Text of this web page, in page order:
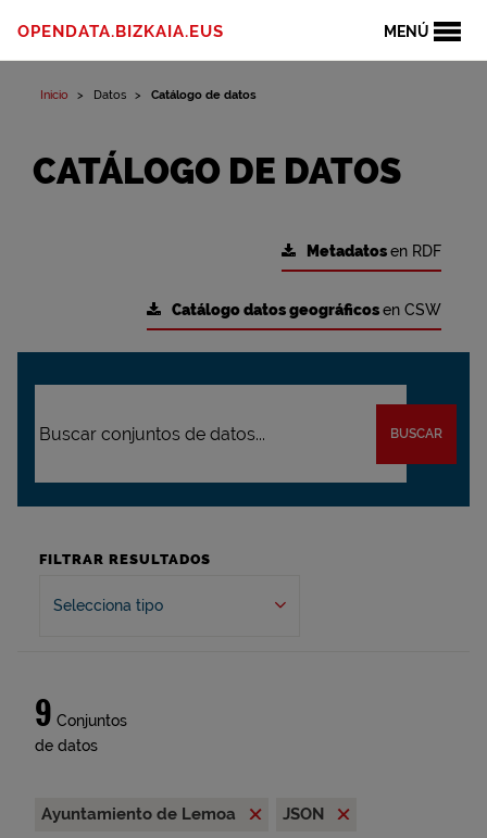
MENÚ
OPENDATA.BIZKAIA.EUS
Inicio Datos Catálogo de datos
CATÁLOGO DE DATOS
Metadatosen RDF
Catálogo datos geográficosen CSW
BUSCAR
FILTRAR RESULTADOS
Selecciona tipo
9 Conjuntos
de datos
Ayuntamiento de Lemoa
JSON